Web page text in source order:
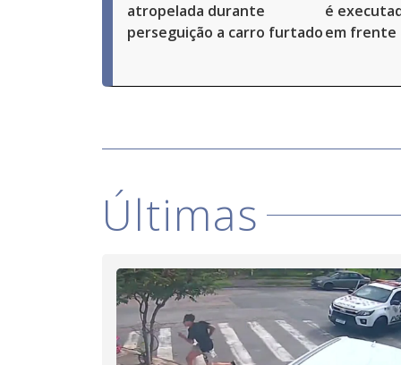
atropelada durante
perseguição a carro furtado
é
em frente
Últimas